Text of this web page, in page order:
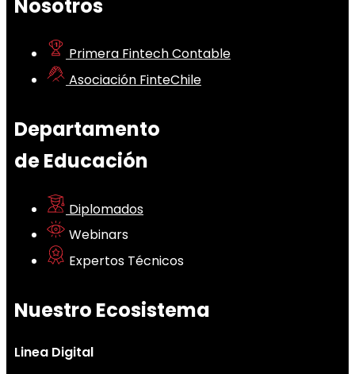
Nosotros
Primera Fintech Contable
Asociación FinteChile
Departamento
de Educación
Diplomados
Webinars
Expertos Técnicos
Nuestro Ecosistema
Linea Digital